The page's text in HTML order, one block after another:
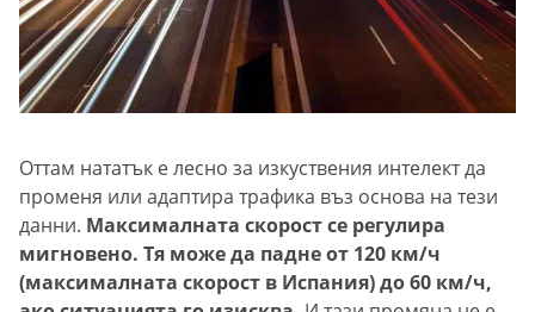
Оттам нататък е лесно за изкуствения интелект да
променя или адаптира трафика въз основа на тези
данни. Максималната скорост се регулира
мигновено. Тя може да падне от 120 км/ч
(максималната скорост в Испания) до 60 км/ч,